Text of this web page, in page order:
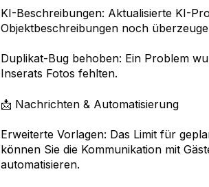
KI-Beschreibungen: Aktualisierte KI-
Objektbeschreibungen noch
Duplikat-Bug behoben: Ein Problem
Inserats Fotos fehlten.
📩 Nachrichten & Automatisierung
Erweiterte Vorlagen: Das Limit für
können Sie die Kommunikation mit
automatisieren.